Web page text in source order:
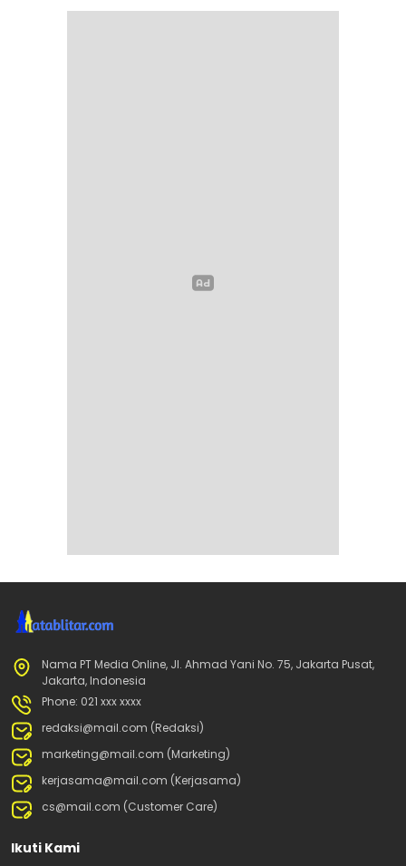
Nama PT Media Online, Jl. Ahmad Yani No. 75, Jakarta Pusat,
Jakarta, Indonesia
Phone: 021 xxx xxxx
redaksi@mail.com (Redaksi)
marketing@mail.com (Marketing)
kerjasama@mail.com (Kerjasama)
cs@mail.com (Customer Care)
Ikuti Kami